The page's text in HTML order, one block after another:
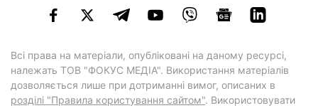
Всі права на матеріали, опубліковані на даному ресурсі,
належать ТОВ "ФОКУС МЕДІА". Використання матеріалів
дозволяється лише при дотриманні вимог, описаних в
розділі "Правила користування сайтом". Використовувати